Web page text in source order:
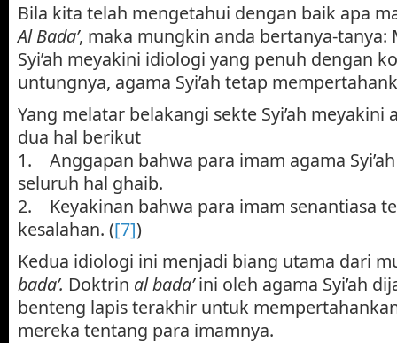
Bila kita telah mengetahui dengan baik apa
Al Bada’, maka mungkin anda bertanya-tanya:
Syi’ah meyakini idiologi yang penuh dengan
untungnya, agama Syi’ah tetap
Yang melatar belakangi sekte Syi’ah meyakini
dua hal berikut
1. Anggapan bahwa para imam agama
seluruh hal ghaib.
2. Keyakinan bahwa para imam senantiasa
kesalahan. ([7])
Kedua idiologi ini menjadi biang utama dari
bada’. Doktrin al bada’ini oleh agama Syi’ah
benteng lapis terakhir untuk
mereka tentang para imamnya.